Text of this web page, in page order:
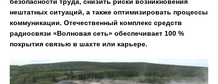
нештатных ситуаций, а также оптимизировать процессы
коммуникации. Отечественный комплекс средств
радиосвязи «Волновая сеть» обеспечивает 100 %
покрытия связью в шахте или карьере.